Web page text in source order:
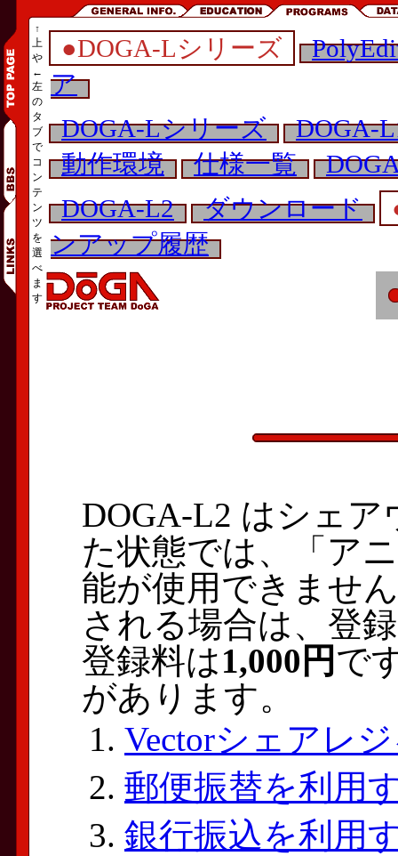
↑
上
や
←
左
の
タ
ブ
で
コ
ン
テ
ン
ツ
を
選
べ
ま
す
●DOGA-Lシリーズ
ア
DOGA-Lシリーズ
DOGA-
動作環境
仕様一覧
DOGA-L2
ダウンロード
ンアップ履歴
DOGA-L2 はシェ
た状態では、「ア
能が使用できませ
される場合は、登
登録料は1,000円 で
があります。
Vectorシェアレ
郵便振替を利用
銀行振込を利用